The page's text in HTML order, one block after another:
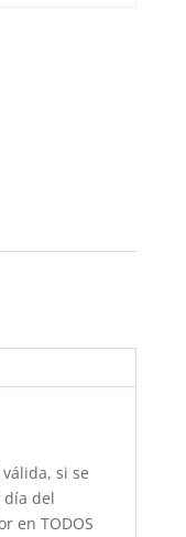
si se
día del
en TODOS